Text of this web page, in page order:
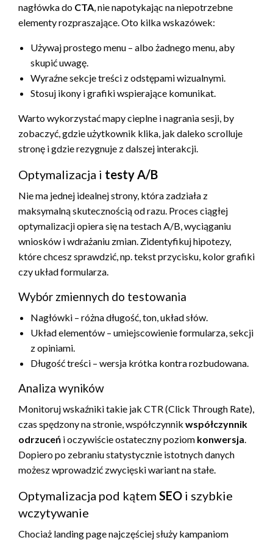
nagłówka do CTA, nie napotykając na niepotrzebne
elementy rozpraszające. Oto kilka wskazówek:
Używaj prostego menu – albo żadnego menu, aby
skupić uwagę.
Wyraźne sekcje treści z odstępami wizualnymi.
Stosuj ikony i grafiki wspierające komunikat.
Warto wykorzystać mapy cieplne i nagrania sesji, by
zobaczyć, gdzie użytkownik klika, jak daleko scrolluje
stronę i gdzie rezygnuje z dalszej interakcji.
Optymalizacja i testy A/B
Nie ma jednej idealnej strony, która zadziała z
maksymalną skutecznością od razu. Proces ciągłej
optymalizacji opiera się na testach A/B, wyciąganiu
wniosków i wdrażaniu zmian. Zidentyfikuj hipotezy,
które chcesz sprawdzić, np. tekst przycisku, kolor grafiki
czy układ formularza.
Wybór zmiennych do testowania
Nagłówki – różna długość, ton, układ słów.
Układ elementów – umiejscowienie formularza, sekcji
z opiniami.
Długość treści – wersja krótka kontra rozbudowana.
Analiza wyników
Monitoruj wskaźniki takie jak CTR (Click Through Rate),
czas spędzony na stronie, współczynnik współczynnik
odrzuceń i oczywiście ostateczny poziom konwersja.
Dopiero po zebraniu statystycznie istotnych danych
możesz wprowadzić zwycięski wariant na stałe.
Optymalizacja pod kątem SEO i szybkie
wczytywanie
Chociaż landing page najczęściej służy kampaniom